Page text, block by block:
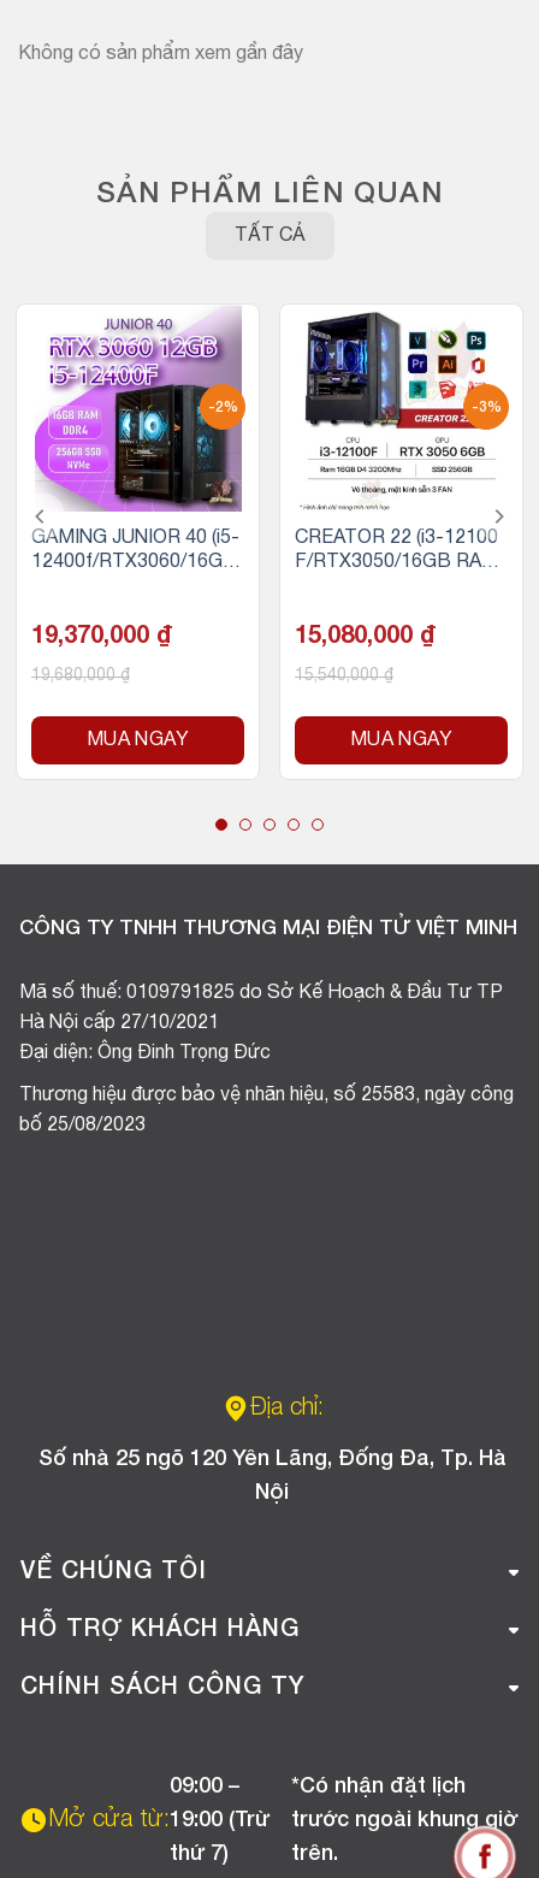
Không có sản phẩm xem gần đây
SẢN PHẨM LIÊN QUAN
TẤT CẢ
-2%
GAMING JUNIOR 40 (i5-
12400f/RTX3060/16GB
19,370,000 ₫
19,680,000₫
MUA NGAY
-3%
CREATOR 22 (i3-12100
F/RTX3050/16GB RAM/
15,080,000 ₫
15,540,000₫
MUA NGAY
CÔNG TY TNHH THƯƠNG MẠI ĐIỆN TỬ VIỆT MINH
Mã số thuế: 0109791825 do Sở Kế Hoạch & Đầu Tư TP
Hà Nội cấp 27/10/2021
Đại diện: Ông Đinh Trọng Đức
Thương hiệu được bảo vệ nhãn hiệu, số 25583, ngày công
bố 25/08/2023
Địa chỉ:
Số nhà 25 ngõ 120 Yên Lãng, Đống Đa, Tp. Hà
Nội
VỀ CHÚNG TÔI
Giới thiệu công ty
Tuyển dụng
HỖ TRỢ KHÁCH HÀNG
Hướng dẫn mua hàng online
Chương trình khuyến mãi
CHÍNH SÁCH CÔNG TY
Chính sách bảo hành
Mở cửa từ:
09:00 –
19:00 (Trừ
thứ 7)
*Có nhận đặt lịch
trước ngoài khung giờ
trên.